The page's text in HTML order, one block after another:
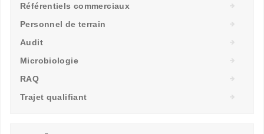
Référentiels commerciaux
Personnel de terrain
Audit
Microbiologie
RAQ
Trajet qualifiant